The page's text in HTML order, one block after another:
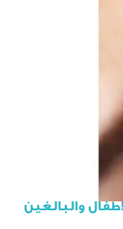
والبالغين